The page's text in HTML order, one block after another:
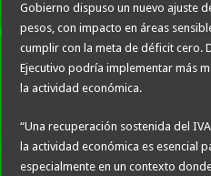
Gobierno dispuso un nuevo ajuste
pesos, con impacto en áreas
cumplir con la meta de déficit cero.
Ejecutivo podría implementar más
la actividad económica.
“Una recuperación sostenida del
la actividad económica es esencial
especialmente en un contexto